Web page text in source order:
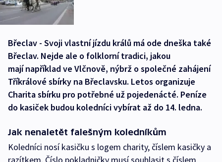
Břeclav - Svoji vlastní jízdu králů má ode dneška také
Břeclav. Nejde ale o folklorní tradici, jakou
mají například ve Vlčnově, nýbrž o společné zahájení
Tříkrálové sbírky na Břeclavsku. Letos organizuje
Charita sbírku pro potřebné už pojedenácté. Peníze
do kasiček budou koledníci vybírat až do 14. ledna.
Jak nenaletět falešným koledníkům
Koledníci nosí kasičku s logem charity, číslem kasičky a
razítkem. Číslo pokladničky musí souhlasit s číslem